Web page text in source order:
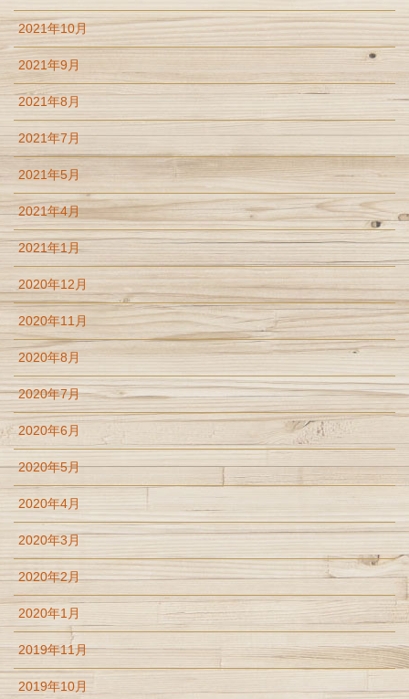
2021年10月
2021年9月
2021年8月
2021年7月
2021年5月
2021年4月
2021年1月
2020年12月
2020年11月
2020年8月
2020年7月
2020年6月
2020年5月
2020年4月
2020年3月
2020年2月
2020年1月
2019年11月
2019年10月